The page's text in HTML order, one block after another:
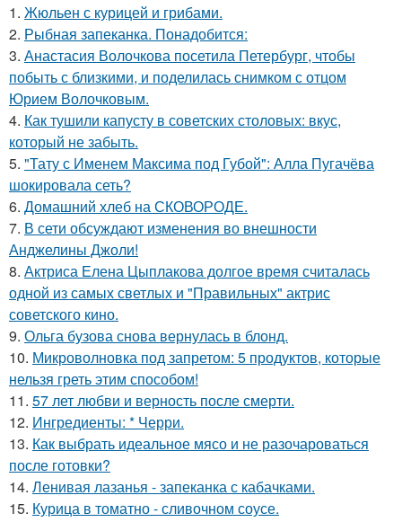
1. Жюльен с курицей и грибами.
2. Рыбная запеканка. Понадобится:
3. Анастасия Волочкова посетила Петербург, чтобы
побыть с близкими, и поделилась снимком с отцом
Юрием Волочковым.
4. Как тушили капусту в советских столовых: вкус,
который не забыть.
5. "Тату с Именем Максима под Губой": Алла Пугачёва
шокировала сеть?
6. Домашний хлеб на СКОВОРОДЕ.
7. В сети обсуждают изменения во внешности
Анджелины Джоли!
8. Актриса Елена Цыплакова долгое время считалась
одной из самых светлых и "Правильных" актрис
советского кино.
9. Ольга бузова снова вернулась в блонд.
10. Микроволновка под запретом: 5 продуктов, которые
нельзя греть этим способом!
11. 57 лет любви и верность после смерти.
12. Ингредиенты: * Черри.
13. Как выбрать идеальное мясо и не разочароваться
после готовки?
14. Ленивая лазанья - запеканка с кабачками.
15. Курица в томатно - сливочном соусе.